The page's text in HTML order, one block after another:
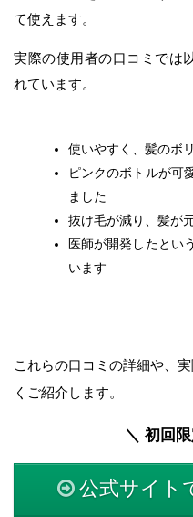
て使えます。
実際の使用者の口コミでは
れています。
使いやすく、髪のボ
ピンクのボトルが可
ました
抜け毛が減り、髪が
医師が開発したとい
います
これらの口コミの詳細や、
くご紹介します。
＼ 初回
公式サイト